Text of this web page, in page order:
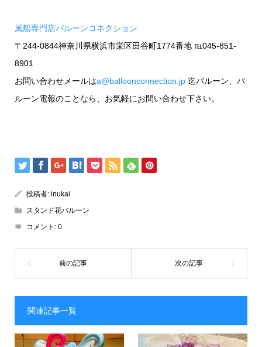
風船専門店バルーンコネクション
〒244-0844神奈川県横浜市栄区田谷町1774番地 ℡045-851-
8901
お問い合わせメールはa@balloonconnection.jp迄バルーン、バ
ルーン電報のことなら、お気軽にお問い合わせ下さい。
投稿者: inukai
スタンド花バルーン
コメント: 0
関連記事一覧